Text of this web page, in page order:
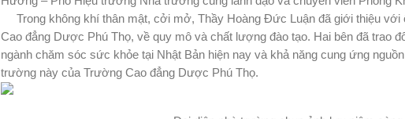
Trong không khí thân mật, cởi mở, Thầy Hoàng Đức Luận đã giới thiệu với
Cao đẳng Dược Phú Thọ, về quy mô và chất lượng đào tạo. Hai bên đã trao
ngành chăm sóc sức khỏe tại Nhật Bản hiện nay và khả năng cung ứng
trường này của Trường Cao đẳng Dược Phú Thọ.